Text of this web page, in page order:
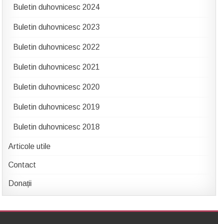
Buletin duhovnicesc 2024
Buletin duhovnicesc 2023
Buletin duhovnicesc 2022
Buletin duhovnicesc 2021
Buletin duhovnicesc 2020
Buletin duhovnicesc 2019
Buletin duhovnicesc 2018
Articole utile
Contact
Donații